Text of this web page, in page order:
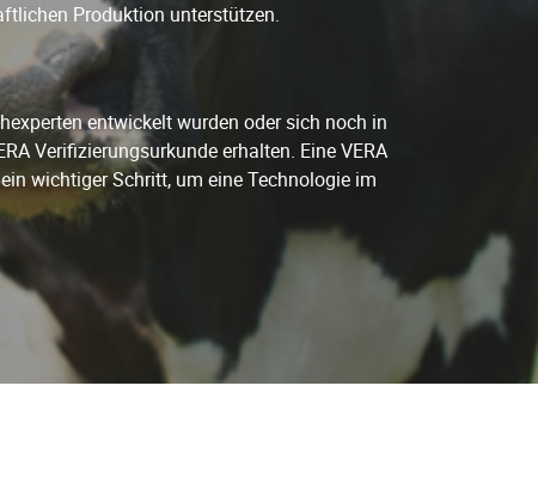
Produktion unterstützen.
entwickelt wurden oder sich noch in
Verifizierungsurkunde erhalten. Eine VERA
wichtiger Schritt, um eine Technologie im